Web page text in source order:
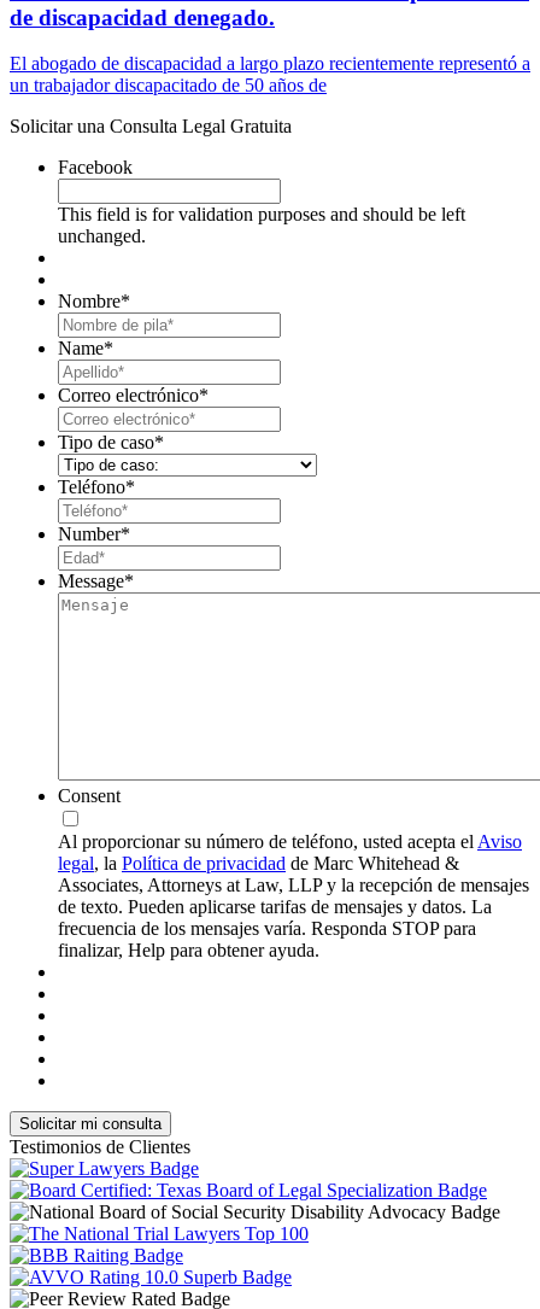
de discapacidad denegado.
El abogado de discapacidad a largo plazo recientemente representó a
un trabajador discapacitado de 50 años de
Solicitar una Consulta Legal Gratuita
Facebook
This field is for validation purposes and should be left
unchanged.
Nombre*
Name*
Correo electrónico*
Tipo de caso*
Teléfono*
Number*
Message*
Consent
Al proporcionar su número de teléfono, usted acepta elAviso
legal, la Política de privacidad de Marc Whitehead &
Associates, Attorneys at Law, LLP y la recepción de mensajes
de texto. Pueden aplicarse tarifas de mensajes y datos. La
frecuencia de los mensajes varía. Responda STOP para
finalizar, Help para obtener ayuda.
Testimonios de Clientes